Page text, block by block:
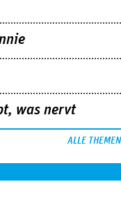
was nervt
ALLE THEMEN